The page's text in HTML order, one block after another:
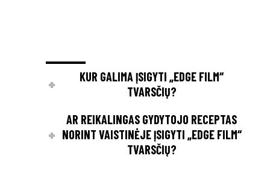
KUR GALIMA ĮSIGYTI „EDGE FILM“
TVARSČIŲ?
AR REIKALINGAS GYDYTOJO RECEPTAS
NORINT VAISTINĖJE ĮSIGYTI „EDGE FILM“
TVARSČIŲ?